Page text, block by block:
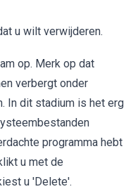
u wilt verwijderen.
op. Merk op dat
verbergt onder
In dit stadium is het erg
programma hebt
u met de
u 'Delete'.